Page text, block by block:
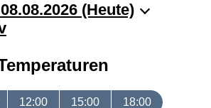
(Heute)
12:00 15:00 18:00